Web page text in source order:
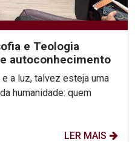
e Teologia
autoconhecimento
a luz, talvez esteja uma
humanidade: quem
LER MAIS